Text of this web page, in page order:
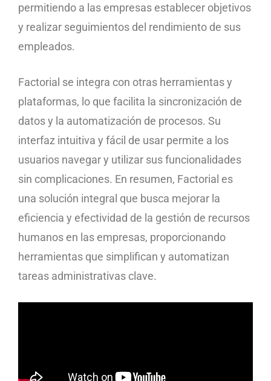
permitiendo a las empresas establecer objetivos
y realizar seguimientos del rendimiento de sus
empleados.
Factorial se integra con otras herramientas y
plataformas, lo que facilita la sincronización de
datos y la automatización de procesos. Su
interfaz intuitiva y fácil de usar permite a los
usuarios navegar y utilizar sus funcionalidades
sin complicaciones. En resumen, Factorial es
una solución integral que busca mejorar la
eficiencia y efectividad de la gestión de recursos
humanos en las empresas, proporcionando
herramientas que simplifican y automatizan
tareas administrativas clave.